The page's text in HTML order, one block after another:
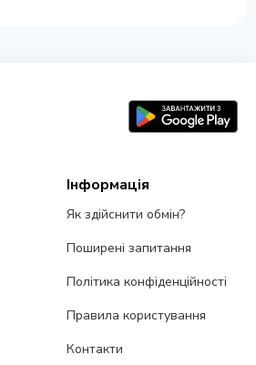
Інформація
Як здійснити обмін?
Поширені запитання
Політика конфіденційності
Правила користування
Контакти